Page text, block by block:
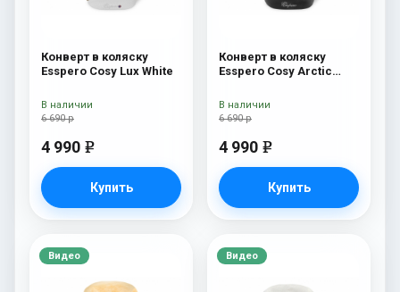
Конверт в коляску
Esspero Cosy Lux White
6 690 р
4 990 e
Купить
В наличии
Конверт в коляску
Esspero Cosy Arctic
6 690 р
4 990 e
Купить
В наличии
Видео Видео